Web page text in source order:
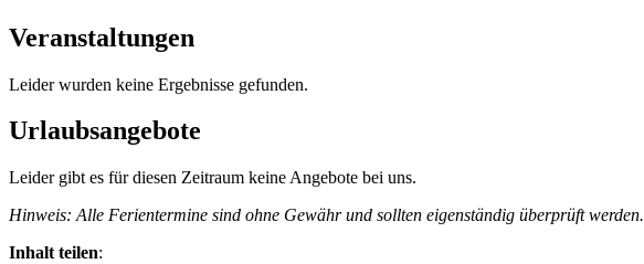
Veranstaltungen
Leider wurden keine Ergebnisse gefunden.
Urlaubsangebote
Leider gibt es für diesen Zeitraum keine Angebote bei uns.
Hinweis: Alle Ferientermine sind ohne Gewähr und sollten eigenständig überprüft werden.
Inhalt teilen: